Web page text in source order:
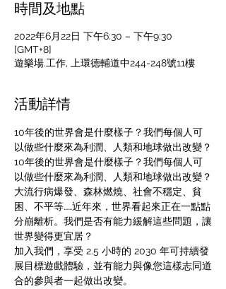
時間及地點
2022年6月22日 下午6:30 – 下午9:30
[GMT+8]
遊樂場.工作, 上環德輔道中244-248號11樓
活動詳情
10年後的世界會是什麼樣子？我們每個人可
以做些什麼來為利潤、人類和地球做出改變？
10年後的世界會是什麼樣子？我們每個人可
以做些什麼來為利潤、人類和地球做出改變？
大流行病爆發、森林燃燒、社會不穩定、貧
困、不平等……近年來，世界看起來正在一點點
分崩離析。我們是否有能力緩解這些問題，讓
世界變得更宜居？
加入我們，享受 2.5 小時的 2030 年可持續發
展目標遊戲體驗，並有能力與像您這樣志同道
合的參與者一起做出改變。